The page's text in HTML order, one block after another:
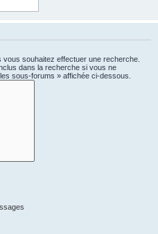
souhaitez effectuer une recherche.
dans la recherche si vous ne
sous-forums » affichée ci-dessous.